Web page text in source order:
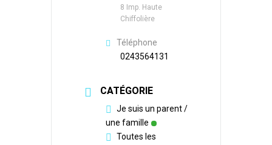
8 Imp. Haute
Chiffolière
Téléphone
0243564131
CATÉGORIE
Je suis un parent /
une famille
Toutes les